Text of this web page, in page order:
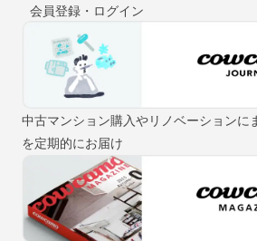
会員登録・ログイン
中古マンション購入やリノベーションに
を定期的にお届け